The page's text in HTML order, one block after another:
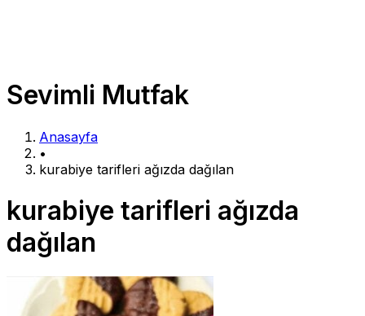
Sevimli Mutfak
Anasayfa
•
kurabiye tarifleri ağızda dağılan
kurabiye tarifleri ağızda
dağılan